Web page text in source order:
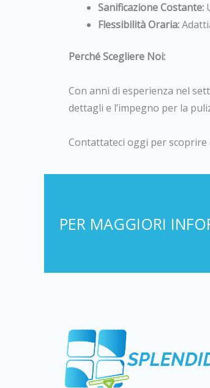
Sanificazione Costante:
Flessibilità Oraria:
Perché Scegliere Noi:
Con anni di esperienza nel
dettagli e l’impegno per la
Contattateci oggi per
PER MAGGIORI